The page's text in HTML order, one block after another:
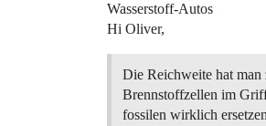
Wasserstoff-Autos
Hi Oliver,
Die Reichweite hat
Brennstoffzellen im
fossilen wirklich